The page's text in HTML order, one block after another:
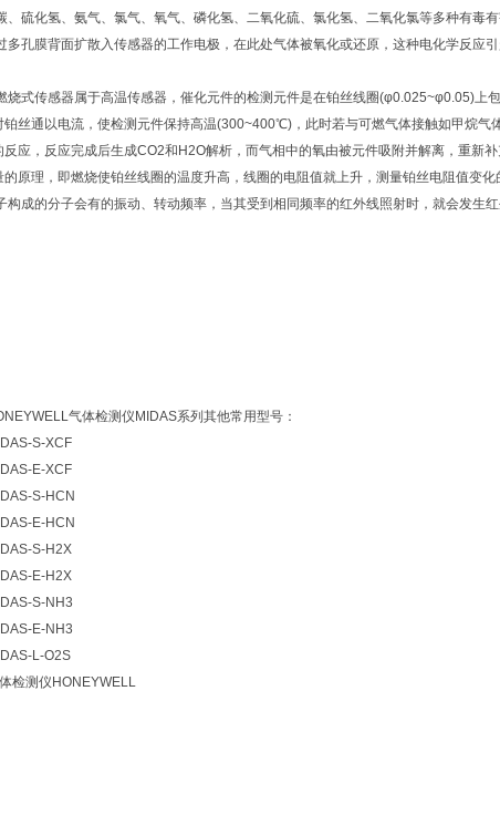
、硫化氢、氨气、氯气、氧气、磷化氢、二氧化硫、氯化氢、二氧化氯等多种有毒
多孔膜背面扩散入传感器的工作电极，在此处气体被氧化或还原，这种电化学反应
烧式传感器属于高温传感器，催化元件的检测元件是在铂丝线圈(φ0.025~φ0.05)上
铂丝通以电流，使检测元件保持高温(300~400℃)，此时若与可燃气体接触如甲烷
反应，反应完成后生成CO2和H2O解析，而气相中的氧由被元件吸附并解离，重新
原理，即燃烧使铂丝线圈的温度升高，线圈的电阻值就上升，测量铂丝电阻值变
构成的分子会有的振动、转动频率，当其受到相同频率的红外线照射时，就会发生
气体检测仪MIDAS系列其他常用型号：
S-XCF
E-XCF
S-HCN
E-HCN
S-H2X
E-H2X
S-NH3
E-NH3
L-O2S
检测仪HONEYWELL